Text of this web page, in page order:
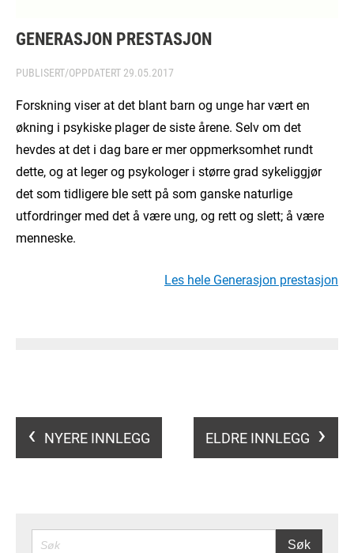
GENERASJON PRESTASJON
PUBLISERT/OPPDATERT 29.05.2017
Forskning viser at det blant barn og unge har vært en
økning i psykiske plager de siste årene. Selv om det
hevdes at det i dag bare er mer oppmerksomhet rundt
dette, og at leger og psykologer i større grad sykeliggjør
det som tidligere ble sett på som ganske naturlige
utfordringer med det å være ung, og rett og slett; å være
menneske.
Les hele Generasjon prestasjon
NYERE INNLEGG ELDRE INNLEGG
SØK Søk